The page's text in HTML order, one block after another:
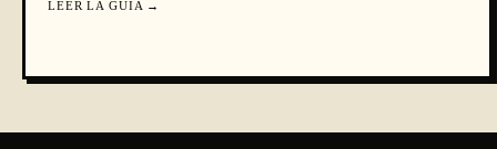
LEER LA GUÍA →